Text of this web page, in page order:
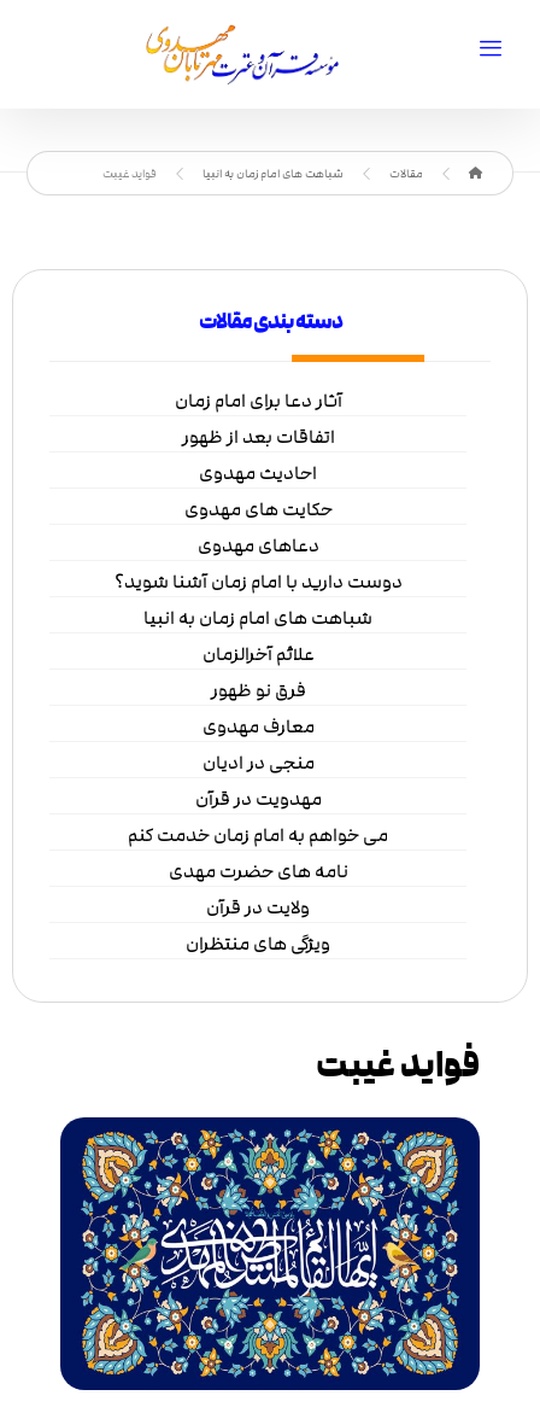
مقالات شباهت های امام زمان به انبیا فواید غیبت
دسته بندی مقالات
آثار دعا برای امام زمان
اتفاقات بعد از ظهور
احادیث مهدوی
حکایت های مهدوی
دعاهای مهدوی
دوست دارید با امام زمان آشنا شوید؟
شباهت های امام زمان به انبیا
علائم آخرالزمان
فرق نو ظهور
معارف مهدوی
منجی در ادیان
مهدویت در قرآن
می خواهم به امام زمان خدمت کنم
نامه های حضرت مهدی
ولایت در قرآن
ویژگی های منتظران
فواید غیبت